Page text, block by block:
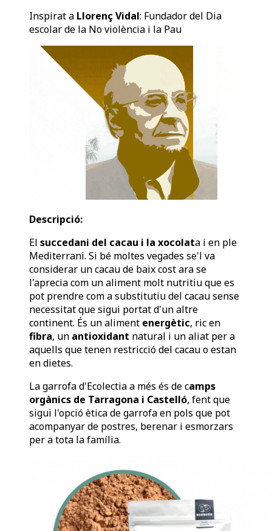
Inspirat a Llorenç Vidal: Fundador del Dia
escolar de la No violència i la Pau
Descripció:
El succedani del cacau i la xocolata i en ple
Mediterrani. Si bé moltes vegades se'l va
considerar un cacau de baix cost ara se
l'aprecia com un aliment molt nutritiu que es
pot prendre com a substitutiu del cacau sense
necessitat que sigui portat d'un altre
continent. És un aliment energètic, ric en
fibra, un antioxidant natural i un aliat per a
aquells que tenen restricció del cacau o estan
en dietes.
La garrofa d'Ecolectia a més és de camps
orgànics de Tarragona i Castelló, fent que
sigui l'opció ètica de garrofa en pols que pot
acompanyar de postres, berenar i esmorzars
per a tota la família.